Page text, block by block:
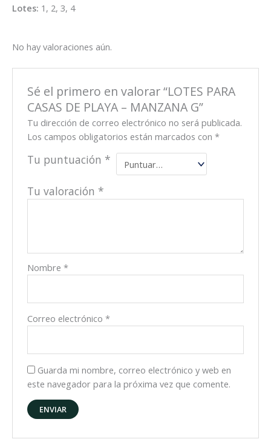
Lotes: 1, 2, 3, 4
No hay valoraciones aún.
Sé el primero en valorar “LOTES PARA
CASAS DE PLAYA – MANZANA G”
Tu dirección de correo electrónico no será publicada.
Los campos obligatorios están marcados con*
Tu puntuación *
Tu valoración *
Nombre*
Correo electrónico*
Guarda mi nombre, correo electrónico y web en
este navegador para la próxima vez que comente.